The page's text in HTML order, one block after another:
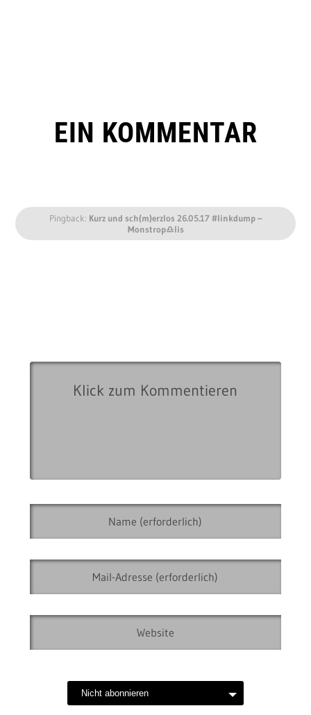
EIN KOMMENTAR
Pingback: Kurz und sch(m)erzlos 26.05.17 #linkdump –
Monstrop♎︎lis